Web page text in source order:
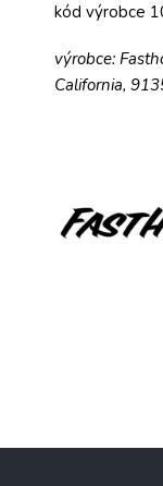
kód výrobce
výrobce:
California,